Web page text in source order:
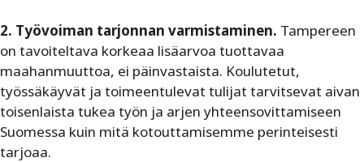
2. Työvoiman tarjonnan varmistaminen. Tampereen
on tavoiteltava korkeaa lisäarvoa tuottavaa
maahanmuuttoa, ei päinvastaista. Koulutetut,
työssäkäyvät ja toimeentulevat tulijat tarvitsevat aivan
toisenlaista tukea työn ja arjen yhteensovittamiseen
Suomessa kuin mitä kotouttamisemme perinteisesti
tarjoaa.